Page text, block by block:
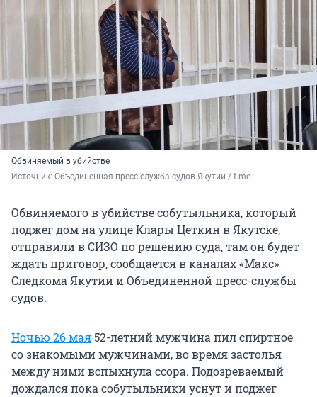
Обвиняемый в убийстве
Источник: Объединенная пресс-служба судов Якутии / t.me
Обвиняемого в убийстве собутыльника, который
поджег дом на улице Клары Цеткин в Якутске,
отправили в СИЗО по решению суда, там он будет
ждать приговор, сообщается в каналах «Макс»
Следкома Якутии и Объединенной пресс-службы
судов.
Ночью 26 мая52-летний мужчина пил спиртное
со знакомыми мужчинами, во время застолья
между ними вспыхнула ссора. Подозреваемый
дождался пока собутыльники уснут и поджег